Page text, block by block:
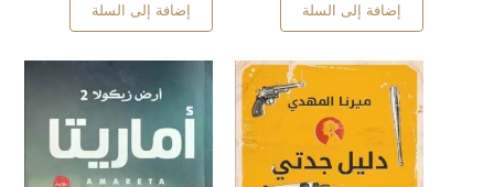
إضافة إلى السلة إضافة إلى السلة